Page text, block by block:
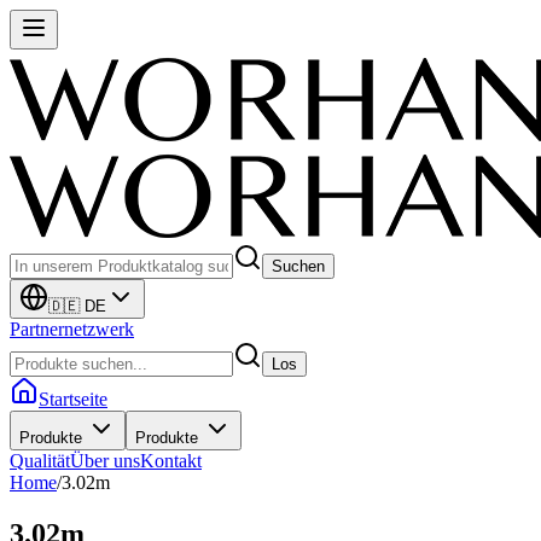
Suchen
🇩🇪 DE
Partnernetzwerk
Los
Startseite
Produkte Produkte
QualitätÜber unsKontakt
Home/3.02m
3.02m